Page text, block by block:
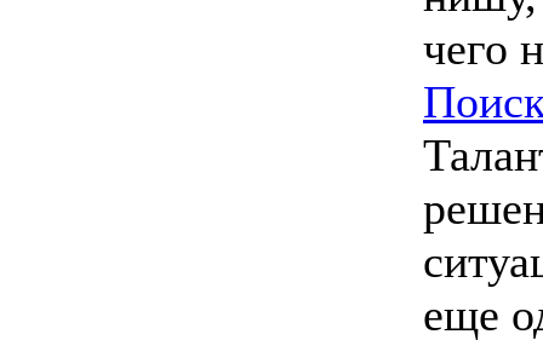
чего
еще